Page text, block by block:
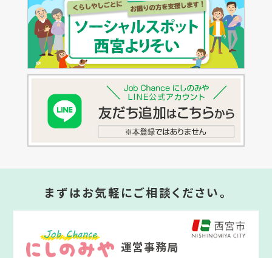
まずはお気軽にご相談ください。
運営事務局